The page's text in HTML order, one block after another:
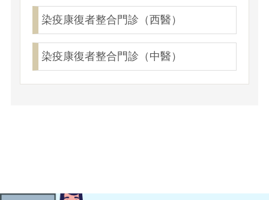
染疫康復者整合門診（西醫）
染疫康復者整合門診（中醫）